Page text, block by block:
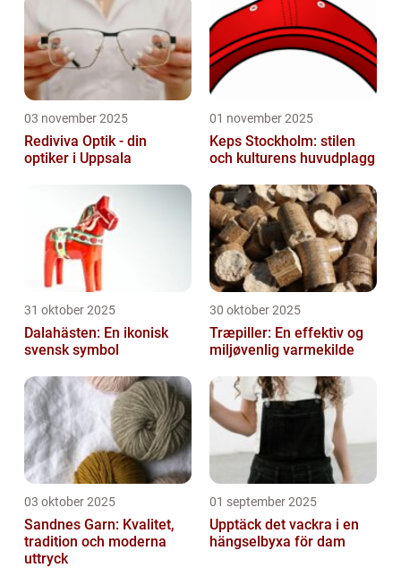
03 november 2025
Rediviva Optik - din
optiker i Uppsala
01 november 2025
Keps Stockholm: stilen
och kulturens huvudplagg
31 oktober 2025
Dalahästen: En ikonisk
svensk symbol
30 oktober 2025
Træpiller: En effektiv og
miljøvenlig varmekilde
03 oktober 2025
Sandnes Garn: Kvalitet,
tradition och moderna
uttryck
01 september 2025
Upptäck det vackra i en
hängselbyxa för dam